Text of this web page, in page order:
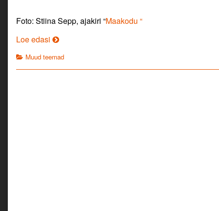
Foto: Stiina Sepp, ajakiri “Maakodu “
Loe edasi Oli
aeg
Categories
Muud teemad